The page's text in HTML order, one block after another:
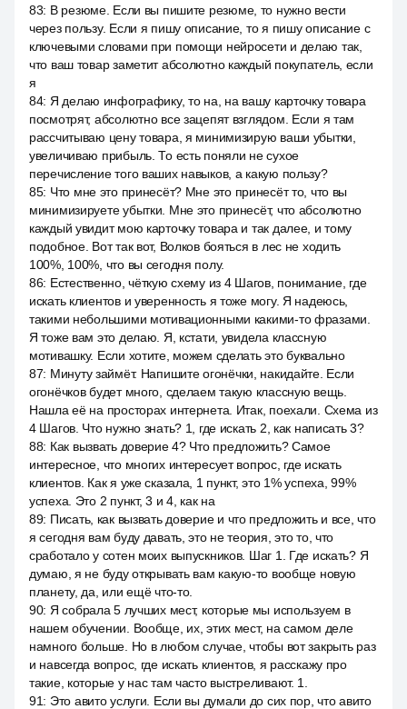
83: В резюме. Если вы пишите резюме, то нужно вести
через пользу. Если я пишу описание, то я пишу описание с
ключевыми словами при помощи нейросети и делаю так,
что ваш товар заметит абсолютно каждый покупатель, если
я
84: Я делаю инфографику, то на, на вашу карточку товара
посмотрят, абсолютно все зацепят взглядом. Если я там
рассчитываю цену товара, я минимизирую ваши убытки,
увеличиваю прибыль. То есть поняли не сухое
перечисление того ваших навыков, а какую пользу?
85: Что мне это принесёт? Мне это принесёт то, что вы
минимизируете убытки. Мне это принесёт, что абсолютно
каждый увидит мою карточку товара и так далее, и тому
подобное. Вот так вот, Волков бояться в лес не ходить
100%, 100%, что вы сегодня полу.
86: Естественно, чёткую схему из 4 Шагов, понимание, где
искать клиентов и уверенность я тоже могу. Я надеюсь,
такими небольшими мотивационными какими-то фразами.
Я тоже вам это делаю. Я, кстати, увидела классную
мотивашку. Если хотите, можем сделать это буквально
87: Минуту займёт. Напишите огонёчки, накидайте. Если
огонёчков будет много, сделаем такую классную вещь.
Нашла её на просторах интернета. Итак, поехали. Схема из
4 Шагов. Что нужно знать? 1, где искать 2, как написать 3?
88: Как вызвать доверие 4? Что предложить? Самое
интересное, что многих интересует вопрос, где искать
клиентов. Как я уже сказала, 1 пункт, это 1% успеха, 99%
успеха. Это 2 пункт, 3 и 4, как на
89: Писать, как вызвать доверие и что предложить и все, что
я сегодня вам буду давать, это не теория, это то, что
сработало у сотен моих выпускников. Шаг 1. Где искать? Я
думаю, я не буду открывать вам какую-то вообще новую
планету, да, или ещё что-то.
90: Я собрала 5 лучших мест, которые мы используем в
нашем обучении. Вообще, их, этих мест, на самом деле
намного больше. Но в любом случае, чтобы вот закрыть раз
и навсегда вопрос, где искать клиентов, я расскажу про
такие, которые у нас там часто выстреливают. 1.
91: Это авито услуги. Если вы думали до сих пор, что авито